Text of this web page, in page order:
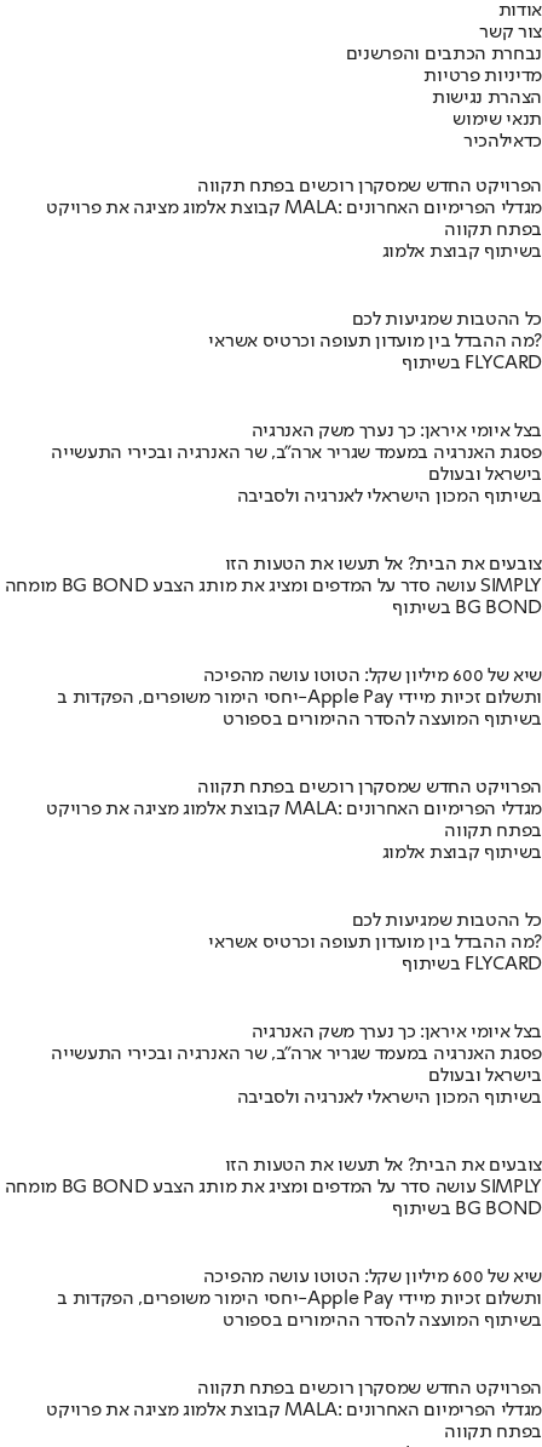
אודות
צור קשר
נבחרת הכתבים והפרשנים
מדיניות פרטיות
הצהרת נגישות
תנאי שימוש
כדאילהכיר
הפרויקט החדש שמסקרן רוכשים בפתח תקווה
קבוצת אלמוג מציגה את פרויקט MALA: מגדלי הפרימיום האחרונים
בפתח תקווה
בשיתוף קבוצת אלמוג
כל ההטבות שמגיעות לכם
מה ההבדל בין מועדון תעופה וכרטיס אשראי?
בשיתוף FLYCARD
בצל איומי איראן: כך נערך משק האנרגיה
פסגת האנרגיה במעמד שגריר ארה"ב, שר האנרגיה ובכירי התעשייה
בישראל ובעולם
בשיתוף המכון הישראלי לאנרגיה ולסביבה
צובעים את הבית? אל תעשו את הטעות הזו
מומחה BG BOND עושה סדר על המדפים ומציג את מותג הצבע SIMPLY
בשיתוף BG BOND
שיא של 600 מיליון שקל: הטוטו עושה מהפיכה
יחסי הימור משופרים, הפקדות ב-Apple Pay ותשלום זכיות מיידי
בשיתוף המועצה להסדר ההימורים בספורט
הפרויקט החדש שמסקרן רוכשים בפתח תקווה
קבוצת אלמוג מציגה את פרויקט MALA: מגדלי הפרימיום האחרונים
בפתח תקווה
בשיתוף קבוצת אלמוג
כל ההטבות שמגיעות לכם
מה ההבדל בין מועדון תעופה וכרטיס אשראי?
בשיתוף FLYCARD
בצל איומי איראן: כך נערך משק האנרגיה
פסגת האנרגיה במעמד שגריר ארה"ב, שר האנרגיה ובכירי התעשייה
בישראל ובעולם
בשיתוף המכון הישראלי לאנרגיה ולסביבה
צובעים את הבית? אל תעשו את הטעות הזו
מומחה BG BOND עושה סדר על המדפים ומציג את מותג הצבע SIMPLY
בשיתוף BG BOND
שיא של 600 מיליון שקל: הטוטו עושה מהפיכה
יחסי הימור משופרים, הפקדות ב-Apple Pay ותשלום זכיות מיידי
בשיתוף המועצה להסדר ההימורים בספורט
הפרויקט החדש שמסקרן רוכשים בפתח תקווה
קבוצת אלמוג מציגה את פרויקט MALA: מגדלי הפרימיום האחרונים
בפתח תקווה